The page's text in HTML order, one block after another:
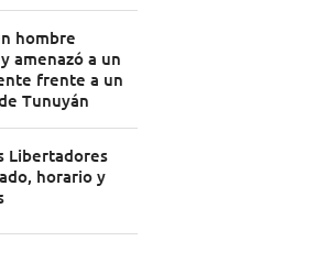
hombre
amenazó a un
frente a un
Tunuyán
Libertadores
horario y